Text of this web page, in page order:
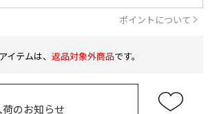
ポイントについて
イテムは、 返品対象外商品です。
のお知らせ